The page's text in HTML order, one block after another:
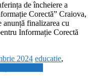
de încheiere a
Corectă” Craiova,
finalizarea cu
Informație Corectă
2024 educatie,